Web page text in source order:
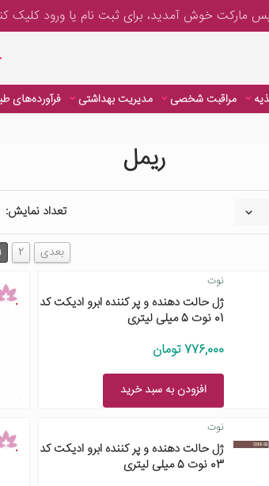
مارکت خوش آمدید، برایثبت نام یا ورودکلیک
مراقبت شخصی مدیریت بهداشتی فرآورده‌های
ریمل
تعداد نمایش:
1 2 بعدی
نوت
ژل حالت دهنده و پر کننده ابرو ادیکت کد
01 نوت 5 میلی لیتری
776,000 تومان
افزودن به سبد خرید
نوت
ژل حالت دهنده و پر کننده ابرو ادیکت کد
03 نوت 5 میلی لیتری